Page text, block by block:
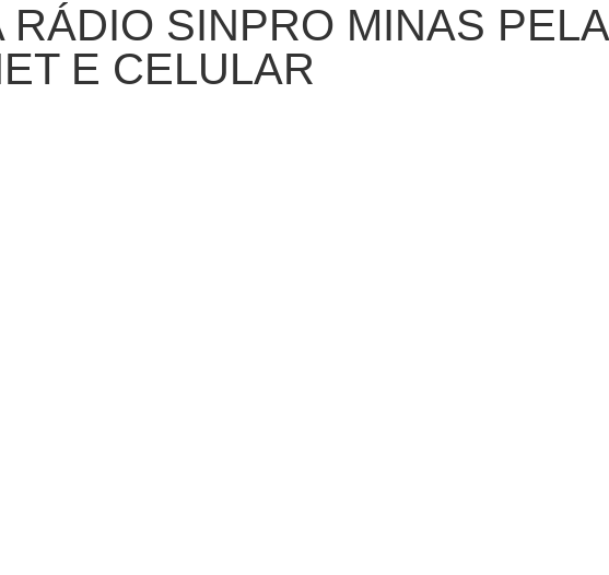
RÁDIO SINPRO MINAS PELA
E CELULAR